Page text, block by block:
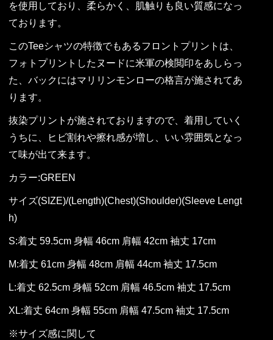
を使用しており、柔らかく、肌触りも良い質感になっ
ております。
このTeeシャツの特徴でもあるフロントプリントは、
フォトプリントしたヌードに米軍の検閲印をあしらっ
た、バックにはマリリンモンローの格言が施されてあ
ります。
抜染プリントが施されておりますので、着用していく
うちに、ヒビ割れや擦れ感が増し、いい雰囲気となっ
て味が出て来ます。
カラー:GREEN
サイズ(SIZE)/(Length)(Chest)(Shoulder)(Sleeve Lengt
h)
S:着丈 59.5cm 身幅 46cm 肩幅 42cm 袖丈 17cm
M:着丈 61cm 身幅 48cm 肩幅 44cm 袖丈 17.5cm
L:着丈 62.5cm 身幅 52cm 肩幅 46.5cm 袖丈 17.5cm
XL:着丈 64cm 身幅 55cm 肩幅 47.5cm 袖丈 17.5cm
※サイズ感に関して